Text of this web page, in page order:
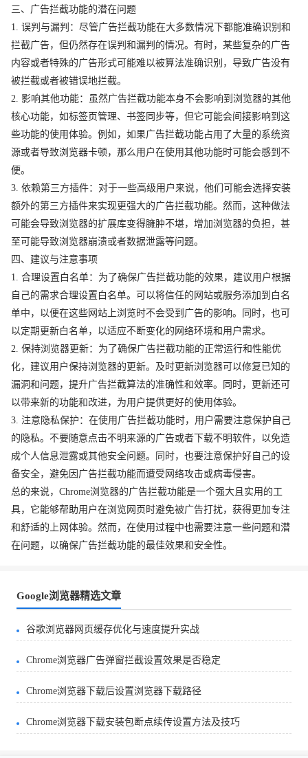
三、广告拦截功能的潜在问题
1. 误判与漏判：尽管广告拦截功能在大多数情况下都能准确识别和
拦截广告，但仍然存在误判和漏判的情况。有时，某些复杂的广告
内容或者特殊的广告形式可能难以被算法准确识别，导致广告没有
被拦截或者被错误地拦截。
2. 影响其他功能：虽然广告拦截功能本身不会影响到浏览器的其他
核心功能，如标签页管理、书签同步等，但它可能会间接影响到这
些功能的使用体验。例如，如果广告拦截功能占用了大量的系统资
源或者导致浏览器卡顿，那么用户在使用其他功能时可能会感到不
便。
3. 依赖第三方插件：对于一些高级用户来说，他们可能会选择安装
额外的第三方插件来实现更强大的广告拦截功能。然而，这种做法
可能会导致浏览器的扩展库变得臃肿不堪，增加浏览器的负担，甚
至可能导致浏览器崩溃或者数据泄露等问题。
四、建议与注意事项
1. 合理设置白名单：为了确保广告拦截功能的效果，建议用户根据
自己的需求合理设置白名单。可以将信任的网站或服务添加到白名
单中，以便在这些网站上浏览时不会受到广告的影响。同时，也可
以定期更新白名单，以适应不断变化的网络环境和用户需求。
2. 保持浏览器更新：为了确保广告拦截功能的正常运行和性能优
化，建议用户保持浏览器的更新。及时更新浏览器可以修复已知的
漏洞和问题，提升广告拦截算法的准确性和效率。同时，更新还可
以带来新的功能和改进，为用户提供更好的使用体验。
3. 注意隐私保护：在使用广告拦截功能时，用户需要注意保护自己
的隐私。不要随意点击不明来源的广告或者下载不明软件，以免造
成个人信息泄露或其他安全问题。同时，也要注意保护好自己的设
备安全，避免因广告拦截功能而遭受网络攻击或病毒侵害。
总的来说，Chrome浏览器的广告拦截功能是一个强大且实用的工
具，它能够帮助用户在浏览网页时避免被广告打扰，获得更加专注
和舒适的上网体验。然而，在使用过程中也需要注意一些问题和潜
在问题，以确保广告拦截功能的最佳效果和安全性。
Google浏览器精选文章
谷歌浏览器网页缓存优化与速度提升实战
Chrome浏览器广告弹窗拦截设置效果是否稳定
Chrome浏览器下载后设置浏览器下载路径
Chrome浏览器下载安装包断点续传设置方法及技巧